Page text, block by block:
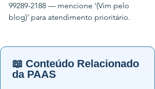
99289-2188 — mencione '(Vim pelo
blog)' para atendimento prioritário.
📖 Conteúdo Relacionado
da PAAS